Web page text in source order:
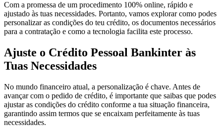
Com a promessa de um procedimento 100% online, rápido e
ajustado às tuas necessidades. Portanto, vamos explorar como podes
personalizar as condições do teu crédito, os documentos necessários
para a contratação e como a tecnologia facilita este processo.
Ajuste o Crédito Pessoal Bankinter às
Tuas Necessidades
No mundo financeiro atual, a personalização é chave. Antes de
avançar com o pedido de crédito, é importante que saibas que podes
ajustar as condições do crédito conforme a tua situação financeira,
garantindo assim termos que se encaixam perfeitamente às tuas
necessidades.